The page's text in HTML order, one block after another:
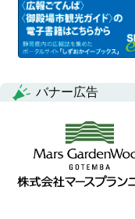
バナー広告